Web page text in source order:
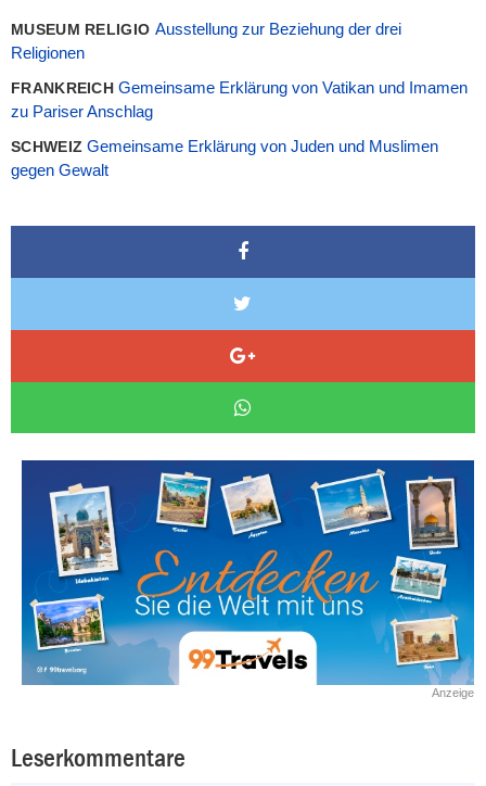
MUSEUM RELIGIO Ausstellung zur Beziehung der drei
Religionen
FRANKREICHGemeinsame Erklärung von Vatikan und Imamen
zu Pariser Anschlag
SCHWEIZGemeinsame Erklärung von Juden und Muslimen
gegen Gewalt
Anzeige
Leserkommentare